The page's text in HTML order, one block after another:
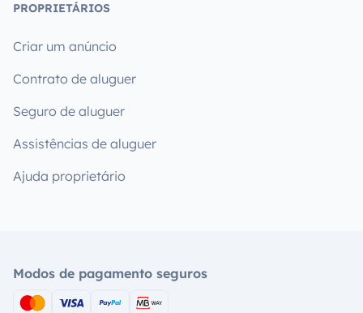
PROPRIETÁRIOS
Criar um anúncio
Contrato de aluguer
Seguro de aluguer
Assistências de aluguer
Ajuda proprietário
Modos de pagamento seguros